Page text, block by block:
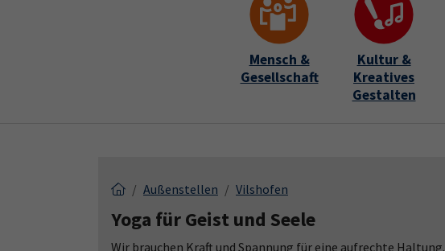
Mensch &
Gesellschaft
Kultur &
Kreatives
Gestalten
Außenstellen Vilshofen
Yoga für Geist und Seele
Wir brauchen Kraft und Spannung für eine aufrechte Haltung.